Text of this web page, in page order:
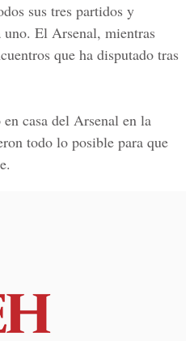
sus tres partidos y
uno. El Arsenal, mientras
que ha disputado tras
casa del Arsenal en la
todo lo posible para que